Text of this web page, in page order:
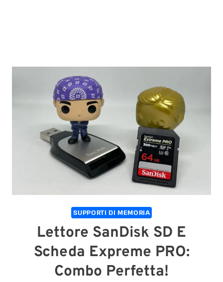
SUPPORTI DI MEMORIA
Lettore SanDisk SD E
Scheda Expreme PRO:
Combo Perfetta!